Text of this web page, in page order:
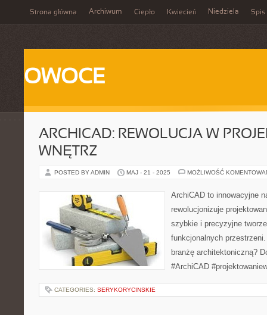
Strona główna Archiwum Ciepło Kwiecień Niedziela Spis
OWOCE
ARCHICAD: REWOLUCJA W
WNĘTRZ
POSTED BY ADMIN MAJ - 21 - 2025 MOŻLIWOŚĆ
ArchiCAD to innowacyjne
rewolucjonizuje
szybkie i precyzyjne
funkcjonalnych
branżę architektoniczną?
#ArchiCAD
CATEGORIES: SERYKORYCINSKIE